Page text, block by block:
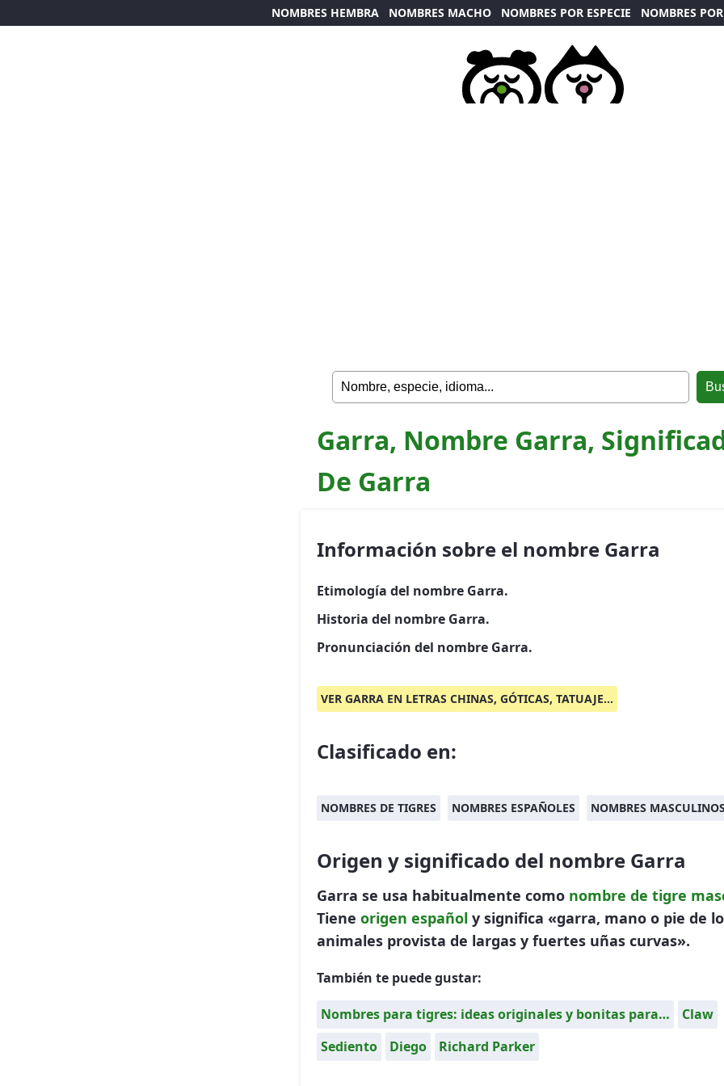
NOMBRES HEMBRA NOMBRES MACHO NOMBRES POR ESPECIE NOMBRES
Garra, Nombre Garra,
De Garra
Información sobre el nombre Garra
Etimología del nombre Garra.
Historia del nombre Garra.
Pronunciación del nombre Garra.
VER GARRA EN LETRAS CHINAS, GÓTICAS, TATUAJE...
Clasificado en:
NOMBRES DE TIGRES NOMBRES ESPAÑOLES NOMBRES
Origen y significado del nombre Garra
Garra se usa habitualmente como nombre de tigre
Tiene origen español y significa «garra, mano o pie de
animales provista de largas y fuertes uñas curvas».
También te puede gustar:
Nombres para tigres: ideas originales y bonitas para…
Claw
Sediento
Diego Richard Parker